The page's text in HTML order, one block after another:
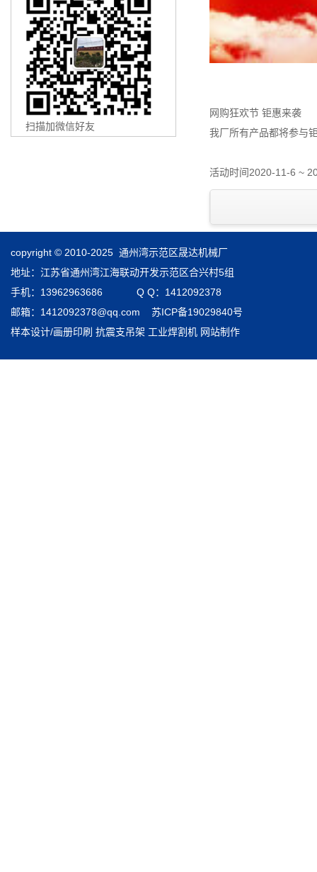
扫描加微信好友
网购狂欢节 钜惠来袭
我厂所有产品都将参与
活动时间2020-11-6 ~
copyright © 2010-2025 通州湾示范区晟达机械厂
地址：江苏省通州湾江海联动开发示范区合兴村5组
手机：13962963686 Q Q：1412092378
邮箱：1412092378@qq.com 苏ICP备19029840号
样本设计/画册印刷 抗震支吊架 工业焊割机 网站制作